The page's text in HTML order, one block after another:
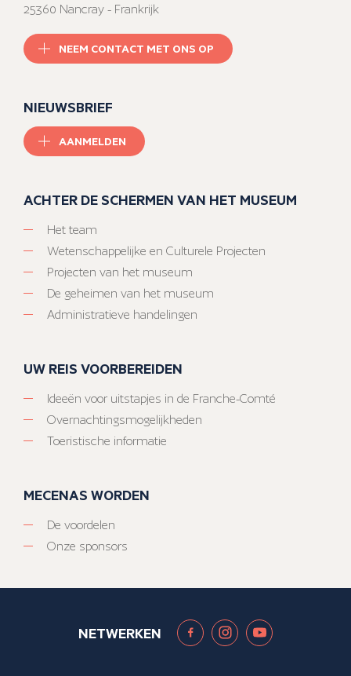
25360 Nancray - Frankrijk
NEEM CONTACT MET ONS OP
NIEUWSBRIEF
AANMELDEN
ACHTER DE SCHERMEN VAN HET MUSEUM
Het team
Wetenschappelijke en Culturele Projecten
Projecten van het museum
De geheimen van het museum
Administratieve handelingen
UW REIS VOORBEREIDEN
Ideeën voor uitstapjes in de Franche-Comté
Overnachtingsmogelijkheden
Toeristische informatie
MECENAS WORDEN
De voordelen
Onze sponsors
NETWERKEN